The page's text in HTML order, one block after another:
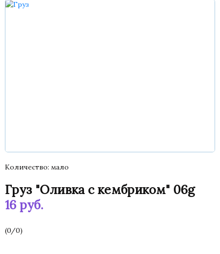
Количество мало
Груз "Оливка с кембриком" 06g
16 руб.
(0/0)